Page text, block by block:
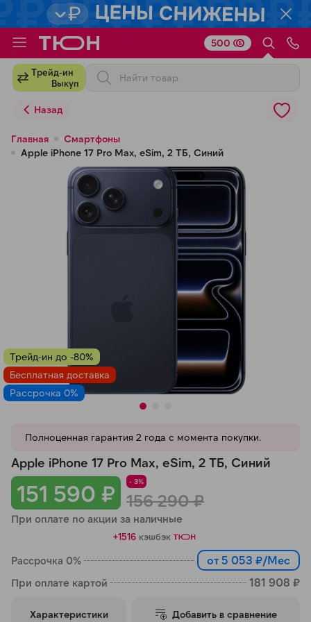
Трейд-ин
Выкуп
500
Назад
Главная
Смартфоны
Apple iPhone 17 Pro Max, eSim, 2 ТБ, Синий
Трейд-ин до -80%
Бесплатная доставка
Рассрочка 0%
151 590 ₽ - 3%
156 290 ₽
При оплате по акции за наличные
+1516 кэшбэк
Рассрочка 0% от 5 053 ₽/Мес
При оплате картой 181 908 ₽
Полноценная гарантия 2 года с момента покупки.
Apple iPhone 17 Pro Max, eSim, 2 ТБ, Синий
Характеристики Добавить в сравнение
Для клиентов всех банков
Разбейте
оплатуна части
без переплат
График платежей
в корзину
Оплачивайте сегодня только
% картой любого банка
Получайте товар
выбранный способом
Оставшиеся 75 % будут
списыватьсяс вашей карты
Подробнее